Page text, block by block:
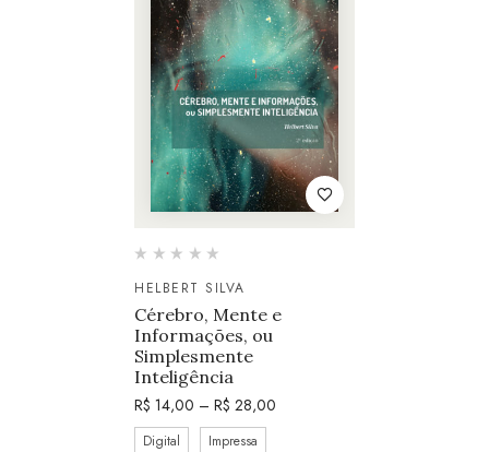
HELBERT SILVA
Cérebro, Mente e
Informações, ou
Simplesmente
Inteligência
R$ 14,00 – R$ 28,00
Digital Impressa